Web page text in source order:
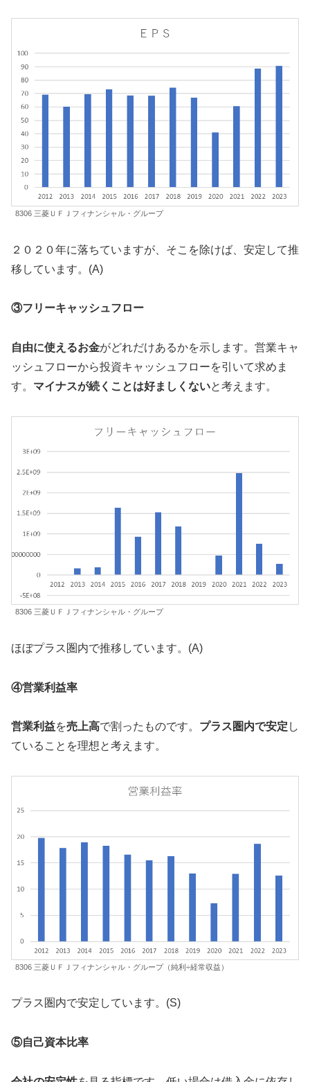
8306 三菱ＵＦＪフィナンシャル・グループ
２０２０年に落ちていますが、そこを除けば、安定して推
移しています。(A)
③フリーキャッシュフロー
自由に使えるお金がどれだけあるかを示します。営業キャ
ッシュフローから投資キャッシュフローを引いて求めま
す。 マイナスが続くことは好ましくないと考えます。
8306 三菱ＵＦＪフィナンシャル・グループ
ほぼプラス圏内で推移しています。(A)
④営業利益率
営業利益を売上高で割ったものです。 プラス圏内で安定 し
ていることを理想と考えます。
8306 三菱ＵＦＪフィナンシャル・グループ（純利÷経常収益）
プラス圏内で安定しています。(S)
⑤自己資本比率